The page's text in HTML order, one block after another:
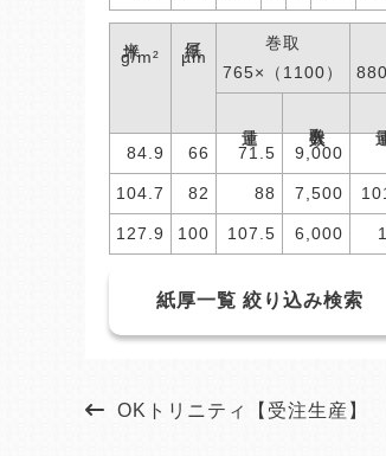
g/m² µm
巻取
765×（1100）
84.9 66 71.5 9,000
104.7 82 88 7,500
127.9 100 107.5 6,000
紙厚一覧 絞り込み検索
OKトリニティ【受注生産】